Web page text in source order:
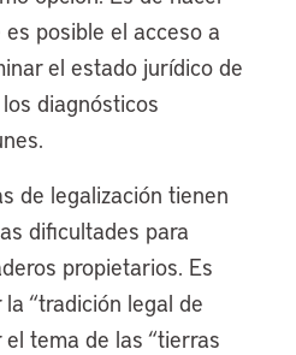
posible el acceso a
el estado jurídico de
diagnósticos
de legalización tienen
dificultades para
propietarios. Es
“tradición legal de
tema de las “tierras